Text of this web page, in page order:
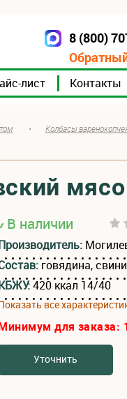
лист Контакты
8 (800)
• Колбасы
В наличии
говядина,
420 ккал 14/40
все
для заказа:
Уточнить